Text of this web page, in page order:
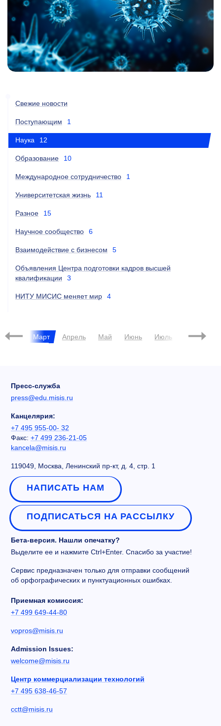
Свежие новости
Поступающим 1
Наука 12
Образование 10
Международное сотрудничество 1
Университетская жизнь 11
Разное 15
Научное сообщество 6
Взаимодействие с бизнесом 5
Объявления Центра подготовки кадров высшей
квалификации
3
НИТУ МИСИС меняет мир 4
Март Апрель Май Июнь Июль Август
Пресс-служба
press@edu.misis.ru
Канцелярия:
+7 495 955-00- 32
Факс: +7 499 236-21-05
kancela@misis.ru
119049, Москва, Ленинский пр-кт, д. 4, стр. 1
НАПИСАТЬ НАМ
ПОДПИСАТЬСЯ НА РАССЫЛКУ
Бета-версия. Нашли опечатку?
Выделите ее и нажмите Ctrl+Enter. Спасибо за участие!
Сервис предназначен только для отправки сообщений
об орфографических и пунктуационных ошибках.
Приемная комиссия:
+7 499 649-44-80
vopros@misis.ru
Admission Issues:
welcome@misis.ru
Центр коммерциализации технологий
+7 495 638-46-57
cctt@misis.ru